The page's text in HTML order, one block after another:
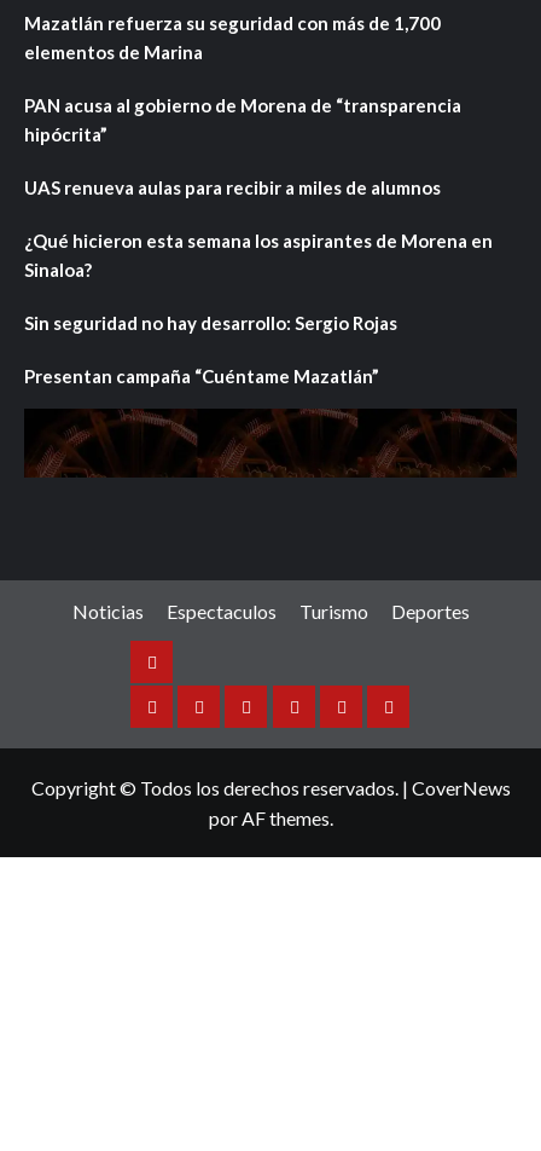
Mazatlán refuerza su seguridad con más de 1,700
elementos de Marina
PAN acusa al gobierno de Morena de “transparencia
hipócrita”
UAS renueva aulas para recibir a miles de alumnos
¿Qué hicieron esta semana los aspirantes de Morena en
Sinaloa?
Sin seguridad no hay desarrollo: Sergio Rojas
Presentan campaña “Cuéntame Mazatlán”
Noticias Espectaculos Turismo Deportes
Noticias
SinaloaNacionalInternacionalEspectaculos
TurismoDeportes
Copyright © Todos los derechos reservados. | CoverNews
por AF themes.